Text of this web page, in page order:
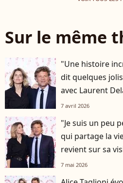
Sur le même
"Une histoire
dit quelques
avec Laurent
7 avril 2026
"Je suis un peu
qui partage la
revient sur sa
7 mai 2026